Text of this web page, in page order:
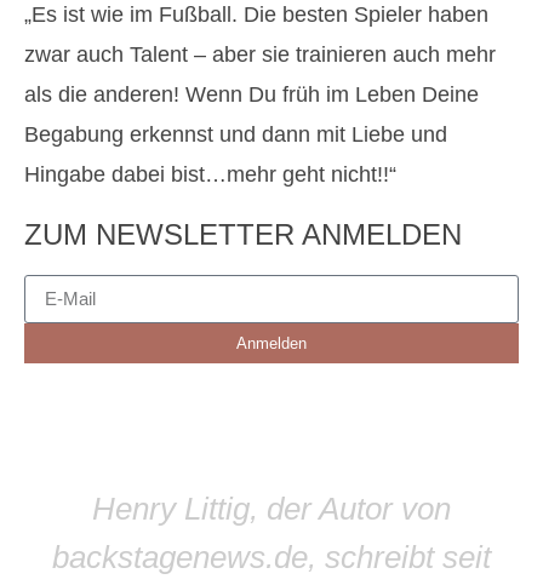
„Es ist wie im Fußball. Die besten Spieler haben
zwar auch Talent – aber sie trainieren auch mehr
als die anderen! Wenn Du früh im Leben Deine
Begabung erkennst und dann mit Liebe und
Hingabe dabei bist…mehr geht nicht!!“
ZUM NEWSLETTER ANMELDEN
Anmelden
Henry Littig, der Autor von
backstagenews.de, schreibt seit